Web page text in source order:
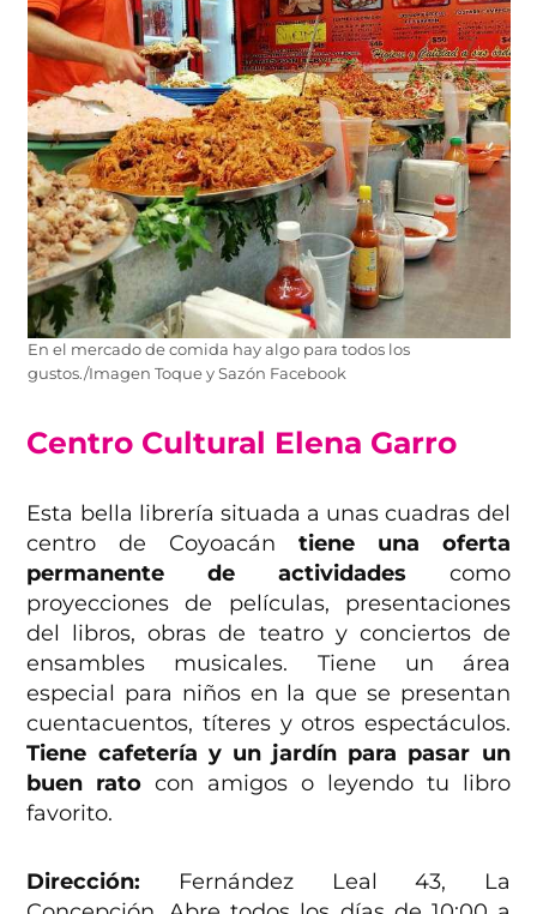
En el mercado de comida hay algo para todos los
gustos./Imagen Toque y Sazón Facebook
Centro Cultural Elena Garro
Esta bella librería situada a unas cuadras del
centro de Coyoacán tiene una oferta
permanente de actividades como
proyecciones de películas, presentaciones
del libros, obras de teatro y conciertos de
ensambles musicales. Tiene un área
especial para niños en la que se presentan
cuentacuentos, títeres y otros espectáculos.
Tiene cafetería y un jardín para pasar un
buen rato con amigos o leyendo tu libro
favorito.
Dirección: Fernández Leal 43, La